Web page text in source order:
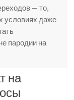
— то,
условиях даже
пародии на
на